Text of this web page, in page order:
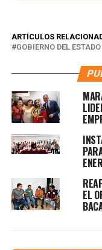
ARTÍCULOS
GOBIERNO DEL ESTADO
EL